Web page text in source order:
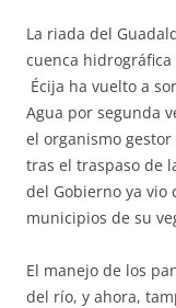
La riada del
cuenca
Écija ha vuelto a
Agua por segunda
el organismo
tras el traspaso de
del Gobierno ya vio
municipios de su
El manejo de los
del río, y ahora,